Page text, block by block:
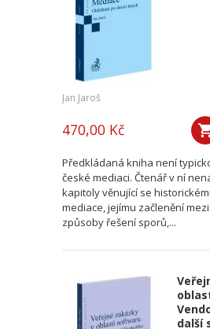
Jan Jaroš
470,00 Kč
Předkládaná kniha není
české mediaci. Čtenář v ní
kapitoly věnující se
mediace, jejímu začlenění
způsoby řešení sporů,...
další